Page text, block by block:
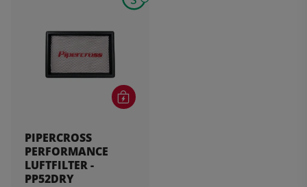
PIPERCROSS
PERFORMANCE
LUFTFILTER -
PP52DRY